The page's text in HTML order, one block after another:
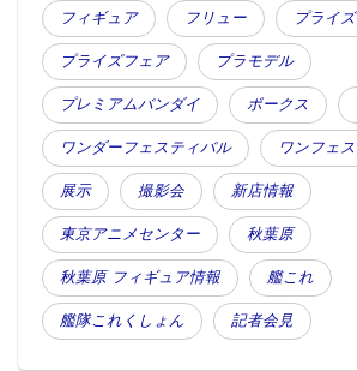
フィギュア フリュー プライズ
プライズフェア プラモデル
プレミアムバンダイ ボークス
ワンダーフェスティバル ワンフェス
展示 撮影会 新店情報
東京アニメセンター 秋葉原
秋葉原 フィギュア情報 艦これ
艦隊これくしょん 記者会見